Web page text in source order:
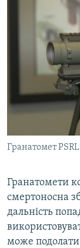
Гранатомет
Гранатомети
смертоносна
дальність
може